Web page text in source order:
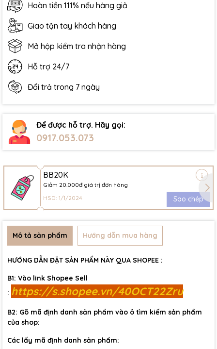
Hoàn tiền 111% nếu hàng giả
Giao tận tay khách hàng
Mở hộp kiểm tra nhận hàng
Hỗ trợ 24/7
Đổi trả trong 7 ngày
Để được hỗ trợ. Hãy gọi:
0917.053.073
BB20K
Giảm 20.000đ giá trị đơn hàng
HSD: 1/1/2024
Sao chép
Mô tả sản phẩm Hướng dẫn mua hàng
HƯỚNG DẪN ĐẶT SẢN PHẨM NÀY QUA SHOPEE :
B1: Vào link Shopee Sell
: https://s.shopee.vn/40OCT22Zru
B2: Gõ mã định danh sản phẩm vào ô tìm kiếm sản phẩm
của shop:
Các lấy mã định danh sản phẩm: